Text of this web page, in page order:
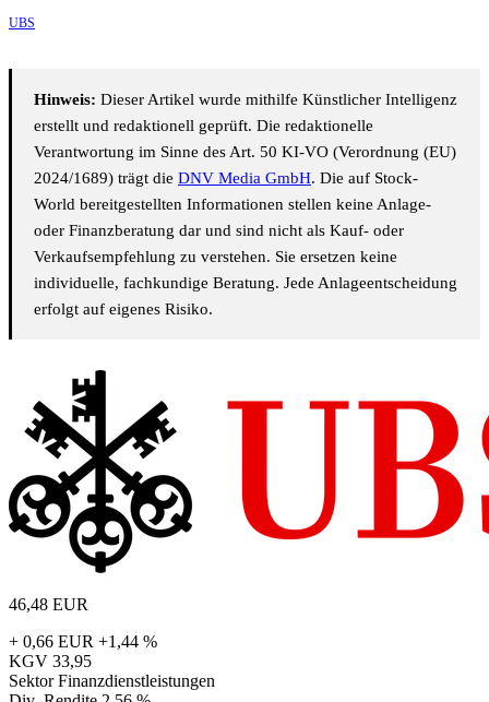
UBS
Hinweis: Dieser Artikel wurde mithilfe Künstlicher Intelligenz
erstellt und redaktionell geprüft. Die redaktionelle
Verantwortung im Sinne des Art. 50 KI-VO (Verordnung (EU)
2024/1689) trägt die DNV Media GmbH. Die auf Stock-
World bereitgestellten Informationen stellen keine Anlage-
oder Finanzberatung dar und sind nicht als Kauf- oder
Verkaufsempfehlung zu verstehen. Sie ersetzen keine
individuelle, fachkundige Beratung. Jede Anlageentscheidung
erfolgt auf eigenes Risiko.
46,48 EUR
+ 0,66 EUR +1,44 %
KGV 33,95
Sektor Finanzdienstleistungen